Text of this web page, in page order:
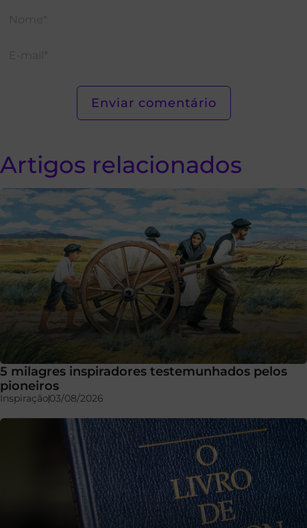
Artigos relacionados
5 milagres inspiradores testemunhados pelos
pioneiros
Inspiração03/08/2026